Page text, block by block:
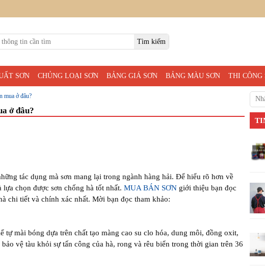
SƠN CHỦNG LOẠI SƠN BẢNG GIÁ SƠN BẢNG MÀU SƠN THI CÔNG
mua ở đâu?
ở đâu?
tác dụng mà sơn mang lại trong ngành hàng hải. Để hiểu rõ hơn về
chọn được sơn chống hà tốt nhất. MUA BÁN SƠN giới thiệu bạn đọc
chi tiết và chính xác nhất. Mời bạn đọc tham khảo:
tự mài bóng dựa trên chất tạo màng cao su clo hóa, dung môi, đồng oxit,
vệ tàu khỏi sự tấn công của hà, rong và rêu biển trong thời gian trên 36